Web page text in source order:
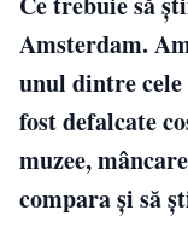
Amsterdam.
unul dintre cele
fost defalcate
muzee,
compara și să